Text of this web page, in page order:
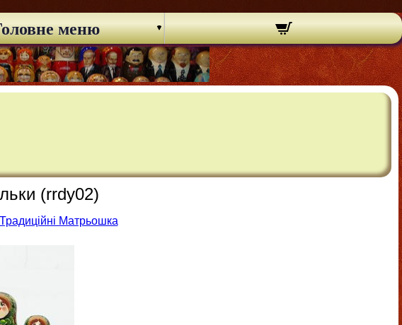
меню
(rrdy02)
Традиційні Матрьошка